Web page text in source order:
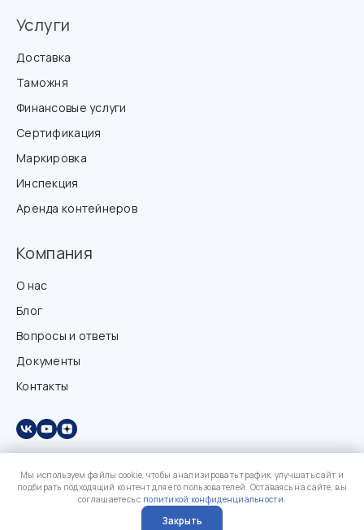
Услуги
Доставка
Таможня
Финансовые услуги
Сертификация
Маркировка
Инспекция
Аренда контейнеров
Компания
О нас
Блог
Вопросы и ответы
Документы
Контакты
Мы используем файлы cookie, чтобы анализировать трафик, улучшать сайт и
подбирать подходящий контент для его пользователей. Оставаясь на сайте, вы
соглашаетесь с политикой конфиденциальности.
Закрыть